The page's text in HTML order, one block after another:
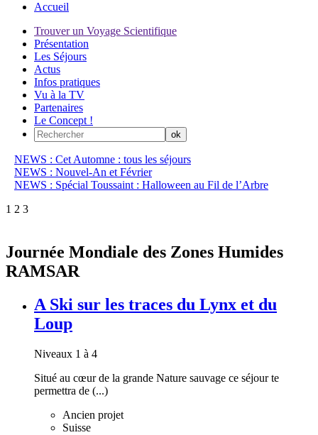
Accueil
Trouver un Voyage Scientifique
Présentation
Les Séjours
Actus
Infos pratiques
Vu à la TV
Partenaires
Le Concept !
NEWS : Cet Automne : tous les séjours
NEWS : Nouvel-An et Février
NEWS : Spécial Toussaint : Halloween au Fil de l’Arbre
1 2 3
Journée Mondiale des Zones Humides
RAMSAR
A Ski sur les traces du Lynx et du
Loup
Niveaux 1 à 4
Situé au cœur de la grande Nature sauvage ce séjour te
permettra de (...)
Ancien projet
Suisse